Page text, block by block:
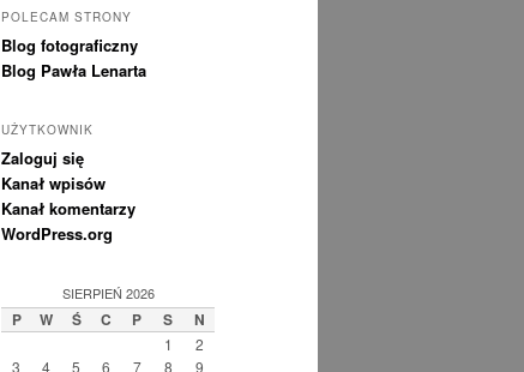
POLECAM STRONY
Blog fotograficzny
Blog Pawła Lenarta
UŻYTKOWNIK
Zaloguj się
Kanał wpisów
Kanał komentarzy
WordPress.org
SIERPIEŃ 2026
P W Ś C P S N
1
2
3
4 5 6 7 8 9